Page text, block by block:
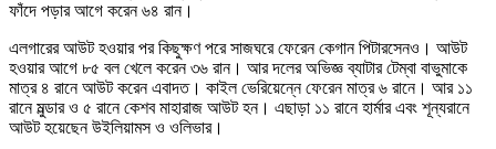
ফাঁদে পড়ার আগে করেন ৬৪ রান।
এলগারের আউট হওয়ার পর কিছুক্ষণ পরে সাজঘরে ফেরেন কেগান পিটারসেনও। আউট
হওয়ার আগে ৮৫ বল খেলে করেন ৩৬ রান। আর দলের অভিজ্ঞ ব্যাটার টেম্বা বাভুমাকে
মাত্র ৪ রানে আউট করেন এবাদত। কাইল ভেরিয়েন্নে ফেরেন মাত্র ৬ রানে। আর ১১
রানে মুল্ডার ও ৫ রানে কেশব মাহারাজ আউট হন। এছাড়া ১১ রানে হার্মার এবং শূন্যরানে
আউট হয়েছেন উইলিয়ামস ও ওলিভার।